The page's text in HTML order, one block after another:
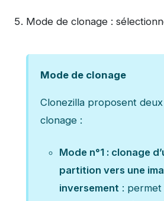
Mode de clonage :
Mode de clonage
Clonezilla proposent
clonage :
Mode n°1 : clonage
partition vers une
inversement : permet